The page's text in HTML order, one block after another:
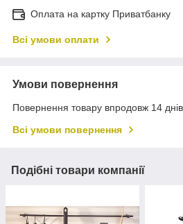
Оплата на картку Приватбанку
Всі умови оплати
Умови повернення
Повернення товару впродовж 14
Всі умови повернення
Подібні товари компанії